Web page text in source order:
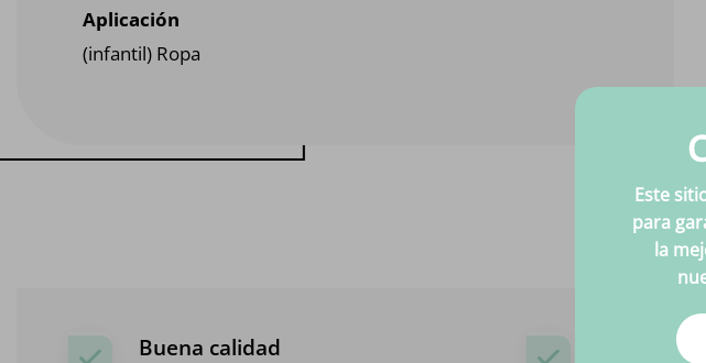
Aplicación
(infantil) Ropa
Buena calidad
Este
para
la